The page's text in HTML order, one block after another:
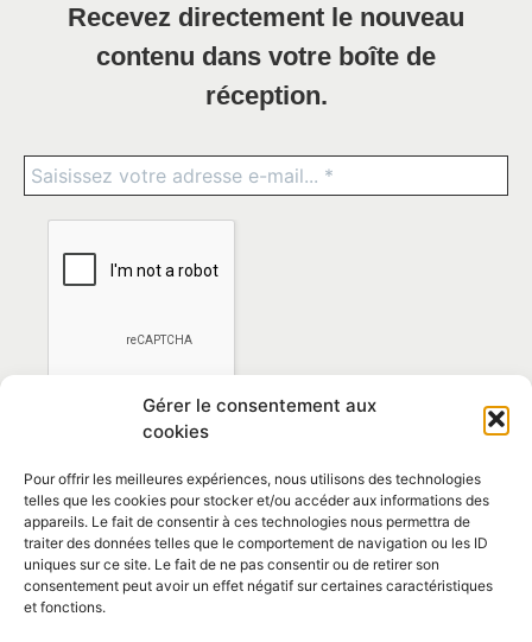
Gérer le consentement aux
cookies
Pour offrir les meilleures expériences, nous utilisons des technologies
telles que les cookies pour stocker et/ou accéder aux informations des
appareils. Le fait de consentir à ces technologies nous permettra de
traiter des données telles que le comportement de navigation ou les ID
uniques sur ce site. Le fait de ne pas consentir ou de retirer son
consentement peut avoir un effet négatif sur certaines caractéristiques
et fonctions.
Recevez directement le nouveau
contenu dans votre boîte de
réception.
*En vous abonnant vous acceptez lapolitique de
confidentialité